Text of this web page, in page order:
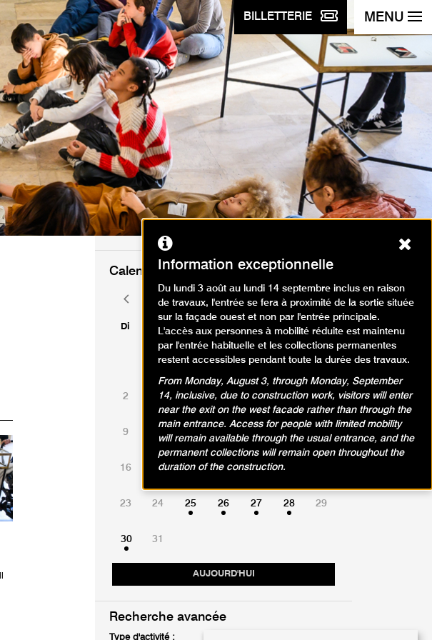
BILLETTERIE MENU
Calendrier des événements
août 2026
Di Lu Ma Ve Sa
AUJOURD'HUI
1
2 3 4 5 6 7 8
9 12 13 14
16 17 18 19 20 21
23 24 25 26 27 28 29
30 31
Mois
précédent
Mois
suivant
Recherche avancée
Type d'activité :
Information exceptionnelle
Du lundi 3 août au lundi 14 septembre inclus en raison
de travaux, l'entrée se fera à proximité de la sortie située
sur la façade ouest et non par l'entrée principale.
L'accès aux personnes à mobilité réduite est maintenu
par l'entrée habituelle et les collections permanentes
restent accessibles pendant toute la durée des travaux.
From Monday, August 3, through Monday, September
14, inclusive, due to construction work, visitors will enter
near the exit on the west facade rather than through the
main entrance. Access for people with limited mobility
will remain available through the usual entrance, and the
permanent collections will remain open throughout the
duration of the construction.